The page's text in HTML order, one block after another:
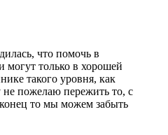
что помочь в
могут только в хорошей
такого уровня, как
пожелаю пережить то, с
то мы можем забыть